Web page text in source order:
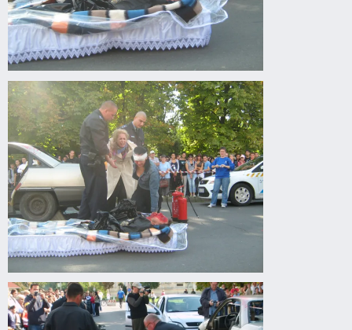
Drogprevenciós
előadás
Gyomaendrődön
Drogprevenciós
előadás
Gyomaendrődön